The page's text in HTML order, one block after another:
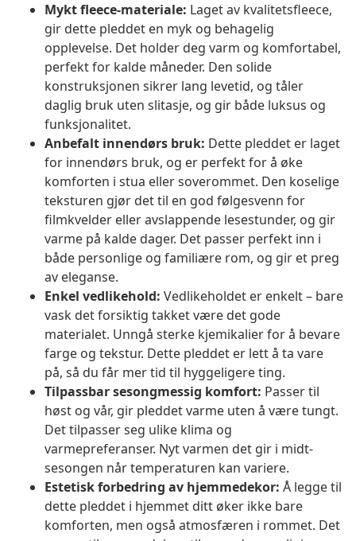
Mykt fleece-materiale: Laget av kvalitetsfleece,
gir dette pleddet en myk og behagelig
opplevelse. Det holder deg varm og komfortabel,
perfekt for kalde måneder. Den solide
konstruksjonen sikrer lang levetid, og tåler
daglig bruk uten slitasje, og gir både luksus og
funksjonalitet.
Anbefalt innendørs bruk: Dette pleddet er laget
for innendørs bruk, og er perfekt for å øke
komforten i stua eller soverommet. Den koselige
teksturen gjør det til en god følgesvenn for
filmkvelder eller avslappende lesestunder, og gir
varme på kalde dager. Det passer perfekt inn i
både personlige og familiære rom, og gir et preg
av eleganse.
Enkel vedlikehold: Vedlikeholdet er enkelt – bare
vask det forsiktig takket være det gode
materialet. Unngå sterke kjemikalier for å bevare
farge og tekstur. Dette pleddet er lett å ta vare
på, så du får mer tid til hyggeligere ting.
Tilpassbar sesongmessig komfort: Passer til
høst og vår, gir pleddet varme uten å være tungt.
Det tilpasser seg ulike klima og
varmepreferanser. Nyt varmen det gir i midt-
sesongen når temperaturen kan variere.
Estetisk forbedring av hjemmedekor: Å legge til
dette pleddet i hjemmet ditt øker ikke bare
komforten, men også atmosfæren i rommet. Det